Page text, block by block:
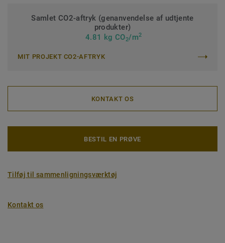
Samlet CO2-aftryk (genanvendelse af udtjente
produkter)
4.81 kg CO2/m2
MIT PROJEKT CO2-AFTRYK
KONTAKT OS
BESTIL EN PRØVE
Tilføj til sammenligningsværktøj
Kontakt os